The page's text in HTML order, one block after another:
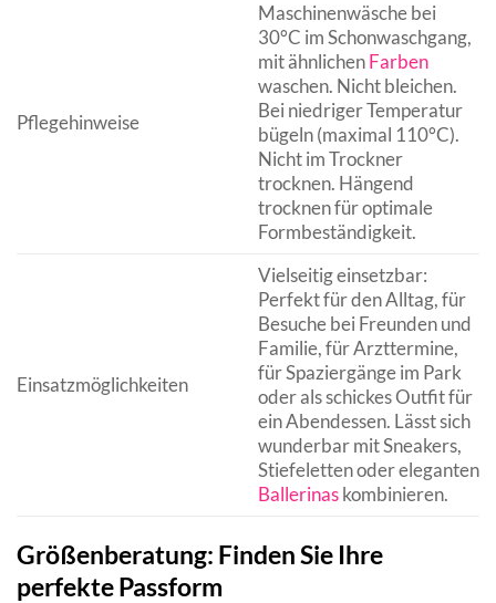
Pflegehinweise
Maschinenwäsche bei
30°C im Schonwaschgang,
mit ähnlichenFarben
waschen. Nicht bleichen.
Bei niedriger Temperatur
bügeln (maximal 110°C).
Nicht im Trockner
trocknen. Hängend
trocknen für optimale
Formbeständigkeit.
Einsatzmöglichkeiten
Vielseitig einsetzbar:
Perfekt für den Alltag, für
Besuche bei Freunden und
Familie, für Arzttermine,
für Spaziergänge im Park
oder als schickes Outfit für
ein Abendessen. Lässt sich
wunderbar mit Sneakers,
Stiefeletten oder eleganten
Ballerinaskombinieren.
Größenberatung: Finden Sie Ihre
perfekte Passform